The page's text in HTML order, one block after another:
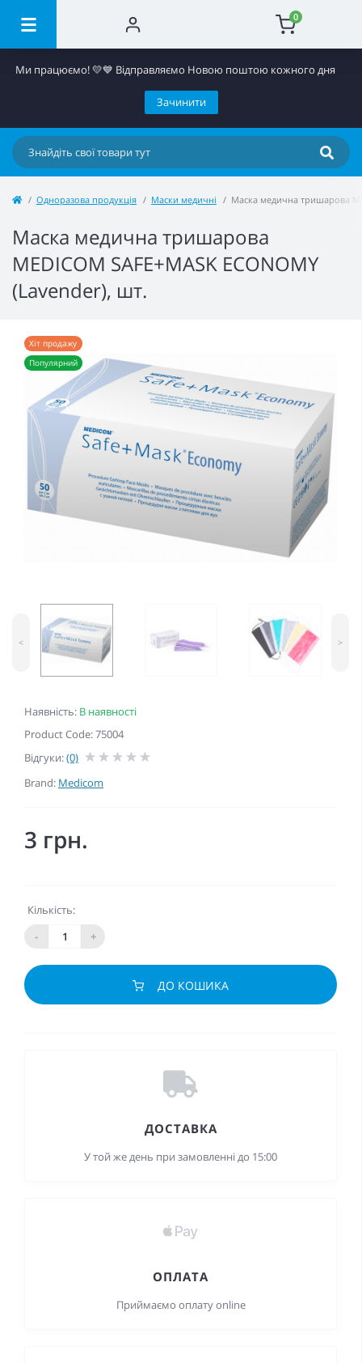
0
Ми працюємо! 💛​💙 Відправляємо Новою поштою кожного дня
Зачинити
Одноразова продукція Маски медичні Маска медична тришарова
Маска медична тришарова
MEDICOM SAFE+MASK ECONOMY
(Lavender), шт.
Наявність: В наявності
Product Code: 75004
Відгуки:(0)
Brand: Medicom
Хіт продажу
Популярний
< >
3 грн.
Кількість:
-
+
ДО КОШИКА
ДОСТАВКА
У той же день при замовленні до 15:00
ОПЛАТА
Приймаємо оплату online